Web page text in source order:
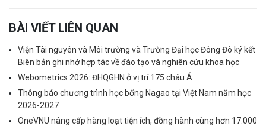
BÀI VIẾT LIÊN QUAN
Viện Tài nguyên và Môi trường và Trường Đại học Đông Đô ký kết
Biên bản ghi nhớ hợp tác về đào tạo và nghiên cứu khoa học
Webometrics 2026: ĐHQGHN ở vị trí 175 châu Á
Thông báo chương trình học bổng Nagao tại Việt Nam năm học
2026-2027
OneVNU nâng cấp hàng loạt tiện ích, đồng hành cùng hơn 17.000